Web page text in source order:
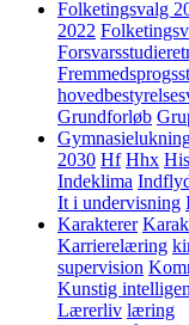
Folketingsvalg
2022
Grundforløb
2030 Hf Hhx
Indeklima
It i undervisning
Karakterer
Karrierelæring
supervision
Kunstig
Lærerliv læring